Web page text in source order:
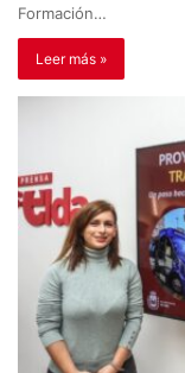
Formación…
Leer más »